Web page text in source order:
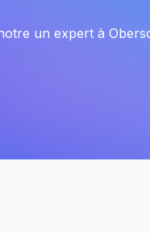
un expert à